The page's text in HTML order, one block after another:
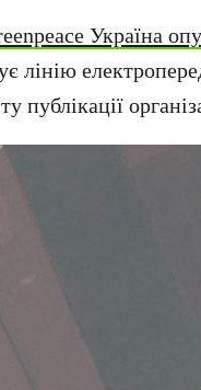
Україна
лінію